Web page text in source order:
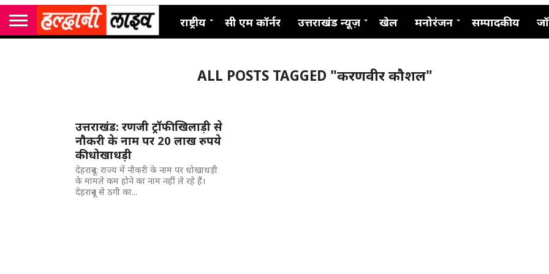
राष्ट्रीय सी एम कॉर्नर उत्तराखंड न्यूज़ खेल मनोरंजन सम्पादकीय
ALL POSTS TAGGED "करणवीर कौशल"
उत्तराखंड: रणजी ट्रॉफी खिलाड़ी से
नौकरी के नाम पर 20 लाख रुपये
की धोखाधड़ी
देहरादून: राज्य में नौकरी के नाम पर धोखाधड़ी
के मामले कम होने का नाम नहीं ले रहे हैं।
देहरादून से ठगी का...